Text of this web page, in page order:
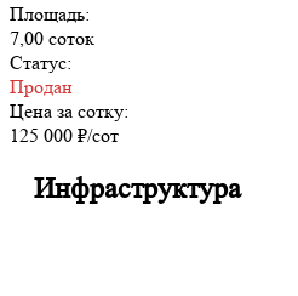
Площадь:
7,00 соток
Статус:
Продан
Цена за сотку:
125 000 ₽/сот
Инфраструктура